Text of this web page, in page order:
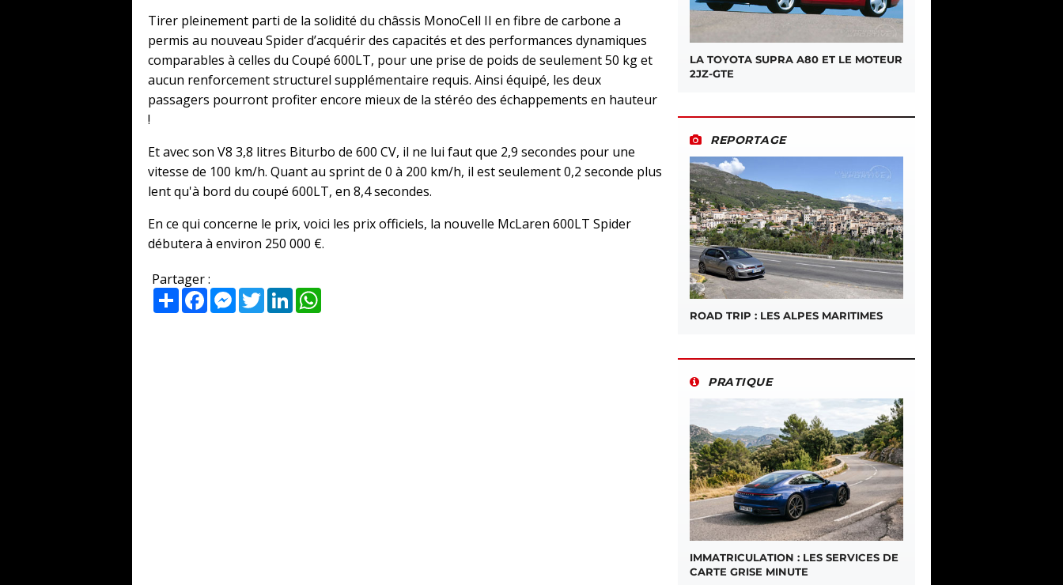
Tirer pleinement parti de la solidité du châssis MonoCell II en fibre de carbone a
permis au nouveau Spider d’acquérir des capacités et des performances dynamiques
comparables à celles du Coupé 600LT, pour une prise de poids de seulement 50 kg et
aucun renforcement structurel supplémentaire requis. Ainsi équipé, les deux
passagers pourront profiter encore mieux de la stéréo des échappements en hauteur
!
Et avec son V8 3,8 litres Biturbo de 600 CV, il ne lui faut que 2,9 secondes pour une
vitesse de 100 km/h. Quant au sprint de 0 à 200 km/h, il est seulement 0,2 seconde plus
lent qu'à bord du coupé 600LT, en 8,4 secondes.
En ce qui concerne le prix, voici les prix officiels, la nouvelle McLaren 600LT Spider
débutera à environ 250 000 €.
Partager :
PartagerFacebookMessenger
TwitterLinkedIn
LA TOYOTA SUPRA A80 ET LE MOTEUR
2JZ-GTE
REPORTAGE
ROAD TRIP : LES ALPES MARITIMES
PRATIQUE
IMMATRICULATION : LES SERVICES DE
CARTE GRISE MINUTE